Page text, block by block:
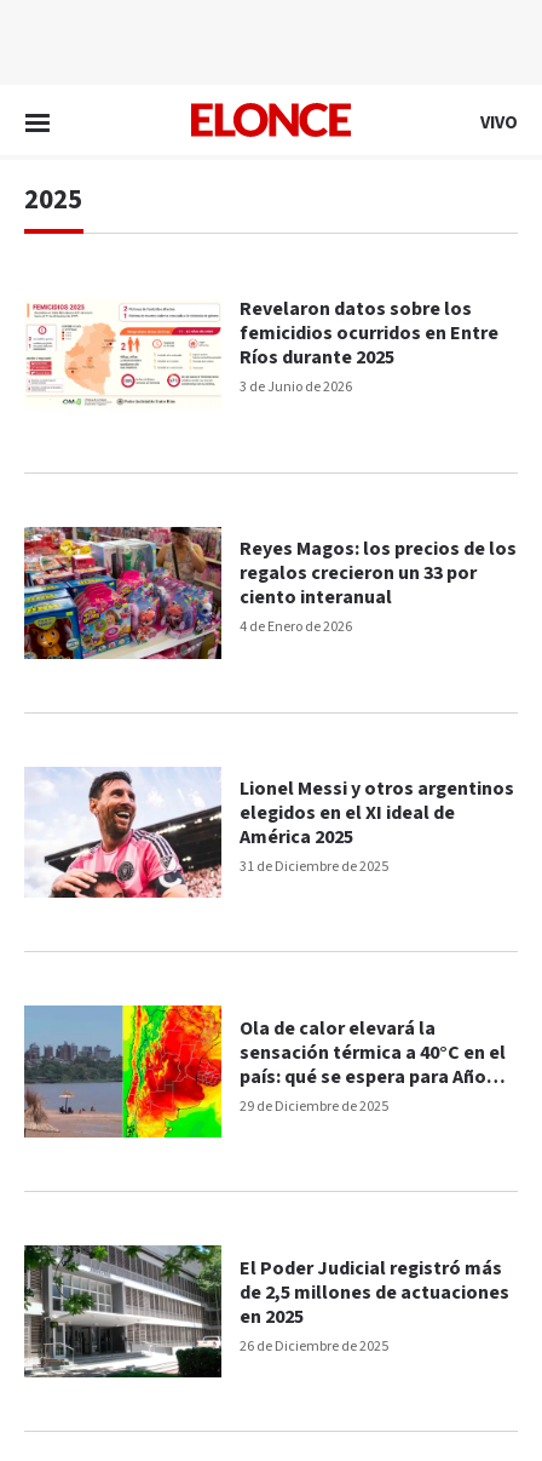
VIVO
2025
3 de Junio de 2026
Revelaron datos sobre los
femicidios ocurridos en Entre
Ríos durante 2025
4 de Enero de 2026
Reyes Magos: los precios de los
regalos crecieron un 33 por
ciento interanual
31 de Diciembre de 2025
Lionel Messi y otros argentinos
elegidos en el XI ideal de
América 2025
29 de Diciembre de 2025
Ola de calor elevará la
sensación térmica a 40°C en el
país: qué se espera para Año
Nuevo
26 de Diciembre de 2025
El Poder Judicial registró más
de 2,5 millones de actuaciones
en 2025